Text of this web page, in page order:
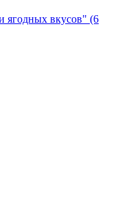
вкусов" (6